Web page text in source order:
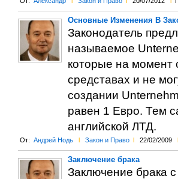
Основные Изменения В
Законодатель
называемое
которые на момент
средставах и не
создании
равен 1 Евро. Тем
английской ЛТД.
От: Андрей Нодь l Закон и Право l 22/02/2009 l
Заключение брака
Заключение брака